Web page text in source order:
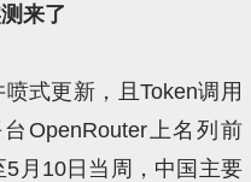
来了
式更新，且Token调用
OpenRouter上名列前
月10日当周，中国主要